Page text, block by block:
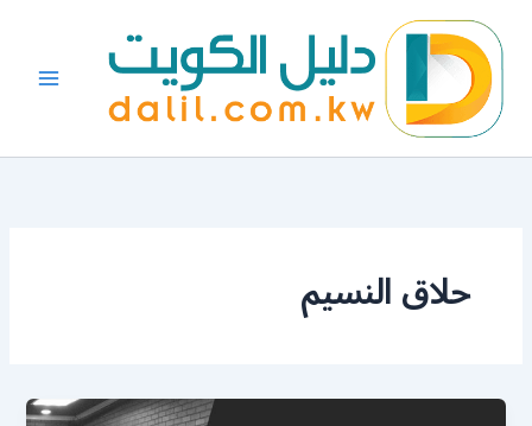
المحتوى
حلاق النسيم